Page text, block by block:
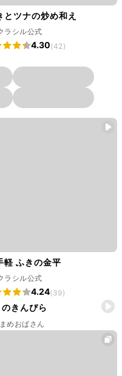
とツナの炒め和え
ラシル公式
4.30(42)
軽 ふきの金平
ラシル公式
4.24(39)
きんぴら
まめおばさん